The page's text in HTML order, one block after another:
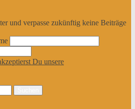
und verpasse zukünftig keine Beiträge
Du unsere